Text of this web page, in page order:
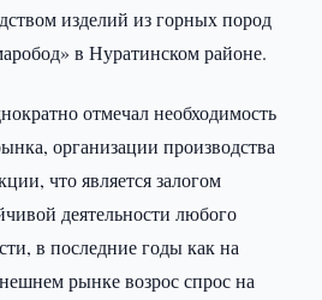
изделий из горных пород
в Нуратинском районе.
отмечал необходимость
организации производства
что является залогом
деятельности любого
в последние годы как на
рынке возрос спрос на